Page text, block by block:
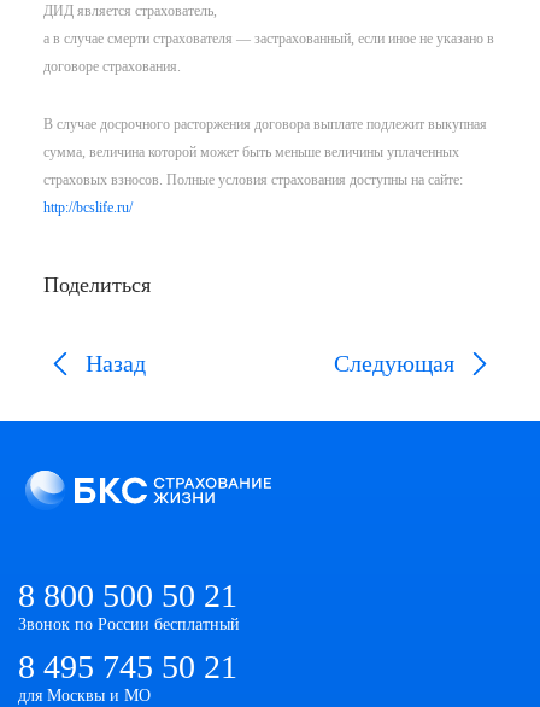
ДИД является страхователь,
а в случае смерти страхователя — застрахованный, если иное не указано в
договоре страхования.
В случае досрочного расторжения договора выплате подлежит выкупная
сумма, величина которой может быть меньше величины уплаченных
страховых взносов. Полные условия страхования доступны на сайте:
http://bcslife.ru/
Поделиться
Назад Следующая
8 800 500 50 21
Звонок по России бесплатный
8 495 745 50 21
для Москвы и МО